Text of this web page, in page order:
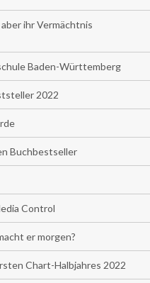
ihr Vermächtnis
Baden-Württemberg
2022
Buchbestseller
Control
er morgen?
Chart-Halbjahres 2022